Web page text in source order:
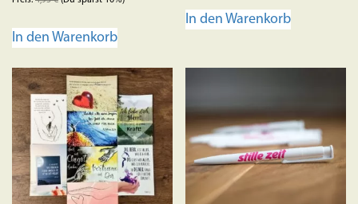
In den Warenkorb
In den Warenkorb